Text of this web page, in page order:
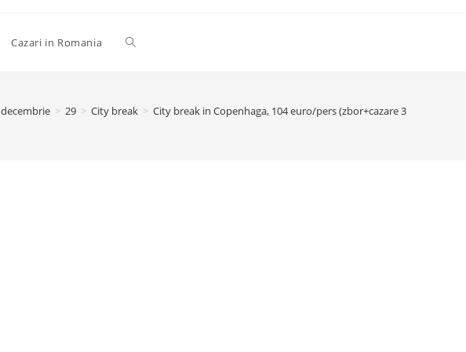
Cazari in Romania Toggle
decembrie > 29 > City break > City break in Copenhaga, 104 euro/pers (zbor+cazare 3 nopti)